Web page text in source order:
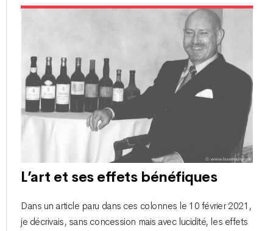
L’art et ses effets bénéfiques
Dans un article paru dans ces colonnes le 10 février 2021,
je décrivais, sans concession mais avec lucidité, les effets